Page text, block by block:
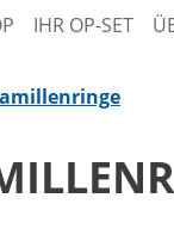
IHR OP-SET